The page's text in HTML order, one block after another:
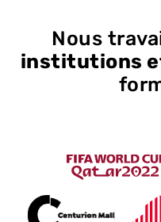
Nous
institutions